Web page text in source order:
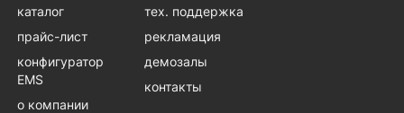
каталог
прайс-лист
конфигуратор
EMS
о компании
тех. поддержка
рекламация
демозалы
контакты